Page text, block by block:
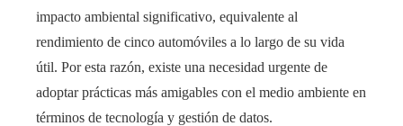
impacto ambiental significativo, equivalente al
rendimiento de cinco automóviles a lo largo de su vida
útil. Por esta razón, existe una necesidad urgente de
adoptar prácticas más amigables con el medio ambiente en
términos de tecnología y gestión de datos.